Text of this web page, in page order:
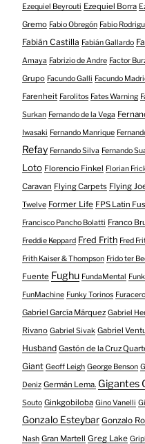
Ezequiel Beyrouti Ezequiel Borra
Gremo Fabio Obregón Fabio
Fabián Castilla Fabián Gallardo
Amaya Fabrizio de Andre Factor
Grupo Facundo Galli Facundo
Farenheit Farolitos Fates Warning
Surkan Fernando de la Vega
Iwasaki Fernando Manrique
Refay Fernando Silva Fernando
Loto Florencio Finkel Florian
Caravan Flying Carpets Flying
Twelve Former Life FPS Latin
Francisco Pancho Bolatti Franco
Freddie Keppard Fred Frith Fred
Frith Kaiser & Thompson Frido ter
Fuente Fughu FundaMental
FunMachine Funky Torinos Furacero
Gabriel García Márquez Gabriel
Rivano Gabriel Sivak Gabriel
Husband Gastón de la Cruz
Giant Geoff Leigh George Benson
Deniz Germán Lema. Gigantes
Souto Ginkgobiloba Gino Vanelli
Gonzalo Esteybar Gonzalo
Nash Gran Martell Greg Lake